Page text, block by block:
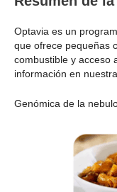
Optavia es un
que ofrece pequeñas
combustible y acceso
información en
Genómica de la